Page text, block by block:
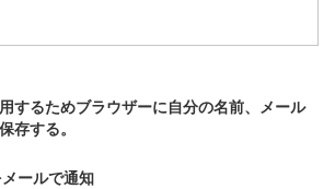
するためブラウザーに自分の名前、メール
存する。
ールで通知